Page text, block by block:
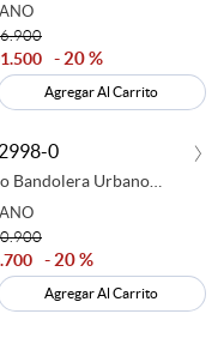
.900
.500 20 %
Agregar Al Carrito
›
Bandolera Urbano
.900
.700 20 %
Agregar Al Carrito